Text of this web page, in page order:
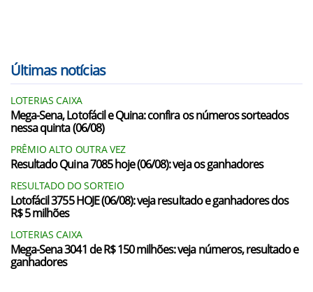
Últimas notícias
LOTERIAS CAIXA
Mega-Sena, Lotofácil e Quina: confira os números sorteados
nessa quinta (06/08)
PRÊMIO ALTO OUTRA VEZ
Resultado Quina 7085 hoje (06/08): veja os ganhadores
RESULTADO DO SORTEIO
Lotofácil 3755 HOJE (06/08): veja resultado e ganhadores dos
R$ 5 milhões
LOTERIAS CAIXA
Mega-Sena 3041 de R$ 150 milhões: veja números, resultado e
ganhadores